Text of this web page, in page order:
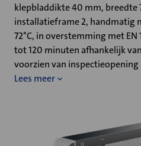
klepbladdikte 40 mm,
installatieframe 2, handmatig
72°C, in overstemming met
tot 120 minuten afhankelijk
voorzien van inspectieopening
Lees meer